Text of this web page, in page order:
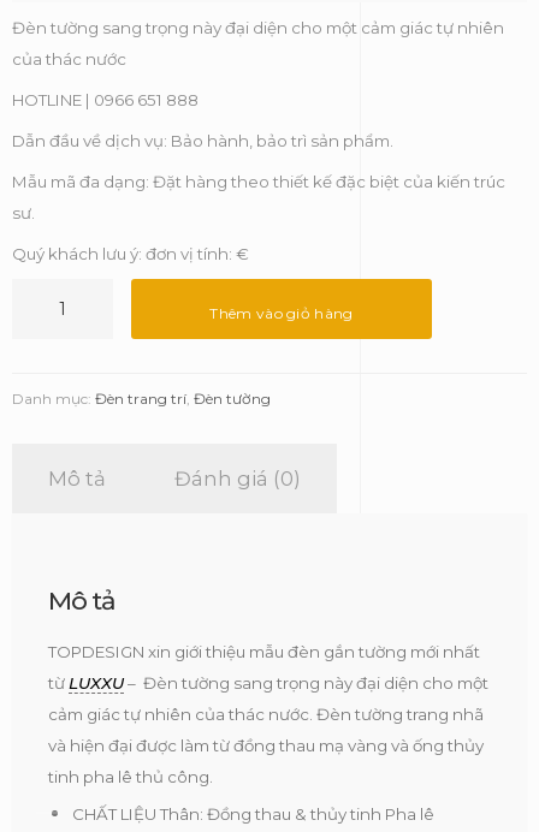
Đèn tường sang trọng này đại diện cho một cảm giác tự nhiên
của thác nước
HOTLINE | 0966 651 888
Dẫn đầu về dịch vụ: Bảo hành, bảo trì sản phẩm.
Mẫu mã đa dạng: Đặt hàng theo thiết kế đặc biệt của kiến trúc
sư.
Quý khách lưu ý: đơn vị tính: €
số
Thêm vào giỏ hàng
Danh mục: Đèn trang trí, Đèn tường
Mô tả Đánh giá (0)
Mô tả
TOPDESIGN xin giới thiệu mẫu đèn gắn tường mới nhất
từ LUXXU– Đèn tường sang trọng này đại diện cho một
cảm giác tự nhiên của thác nước. Đèn tường trang nhã
và hiện đại được làm từ đồng thau mạ vàng và ống thủy
tinh pha lê thủ công.
CHẤT LIỆU Thân: Đồng thau & thủy tinh Pha lê